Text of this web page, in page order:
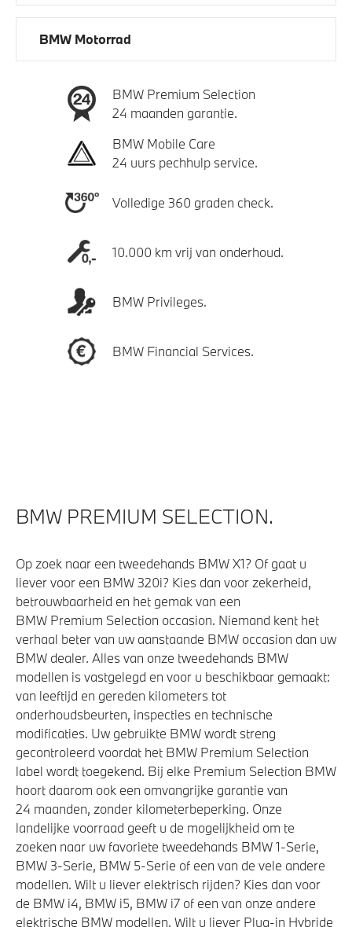
BMW Motorrad
BMW Premium Selection
24 maanden garantie.
BMW Mobile Care
24 uurs pechhulp service.
Volledige 360 graden check.
10.000 km vrij van onderhoud.
BMW Privileges.
BMW Financial Services.
BMW PREMIUM SELECTION.
Op zoek naar een tweedehands BMW X1? Of gaat u
liever voor een BMW 320i? Kies dan voor zekerheid,
betrouwbaarheid en het gemak van een
BMW Premium Selection occasion. Niemand kent het
verhaal beter van uw aanstaande BMW occasion dan uw
BMW dealer. Alles van onze tweedehands BMW
modellen is vastgelegd en voor u beschikbaar gemaakt:
van leeftijd en gereden kilometers tot
onderhoudsbeurten, inspecties en technische
modificaties. Uw gebruikte BMW wordt streng
gecontroleerd voordat het BMW Premium Selection
label wordt toegekend. Bij elke Premium Selection BMW
hoort daarom ook een omvangrijke garantie van
24 maanden, zonder kilometerbeperking. Onze
landelijke voorraad geeft u de mogelijkheid om te
zoeken naar uw favoriete tweedehands BMW 1-Serie,
BMW 3-Serie, BMW 5-Serie of een van de vele andere
modellen. Wilt u liever elektrisch rijden? Kies dan voor
de BMW i4, BMW i5, BMW i7 of een van onze andere
elektrische BMW modellen. Wilt u liever Plug-in Hybride